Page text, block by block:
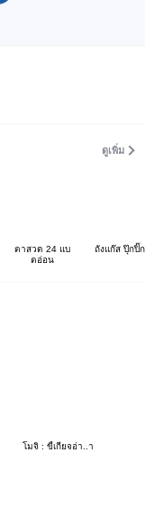
ดูเพิ่ม
ตาสวด 24 แบ
ตอ่อน
ถังแก๊ส ปุ๊กปิ๊
โมจิ : ขี้เกียจอ่า..า